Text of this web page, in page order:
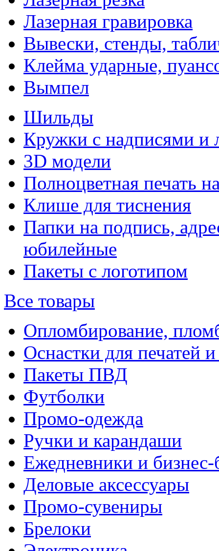
Лазерная гравировка
Вывески, стенды,
Клейма ударные,
Вымпел
Шильды
Кружки с надписями и
3D модели
Полноцветная печать
Клише для тиснения
Папки на подпись,
юбилейные
Пакеты с логотипом
Все товары
Опломбирование,
Оснастки для печатей
Пакеты ПВД
Футболки
Промо-одежда
Ручки и карандаши
Ежедневники и
Деловые аксессуары
Промо-сувениры
Брелоки